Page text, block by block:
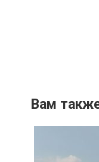
Вам